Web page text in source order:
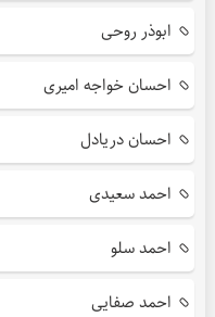
ابوذر روحی
احسان خواجه امیری
احسان دریادل
احمد سعیدی
احمد سلو
احمد صفایی